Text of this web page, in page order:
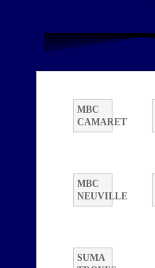
MBC
CAMARET
MBC
NEUVILLE
SUMA